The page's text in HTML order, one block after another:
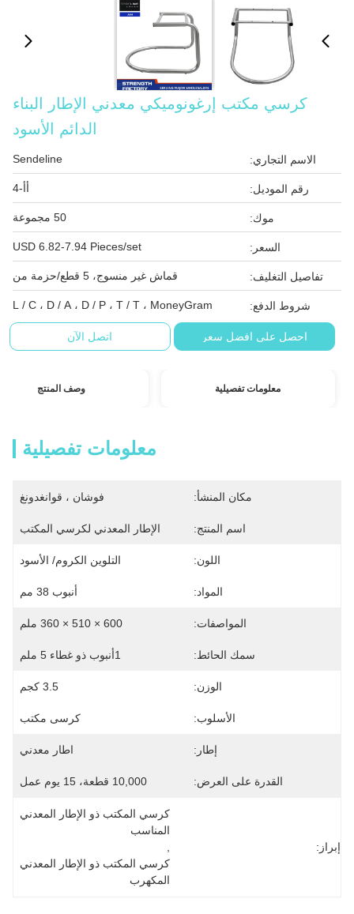
كرسي مكتب إرغونوميكي معدني الإطار البناء
الدائم الأسود
الاسم التجاري: Sendeline
رقم الموديل: أأ-4
موك: 50 مجموعة
السعر: USD 6.82-7.94 Pieces/set
تفاصيل التغليف: قماش غير منسوج، 5 قطع/حزمة من
شروط الدفع: L / C ، D / A ، D / P ، T / T ، MoneyGram
احصل على افضل سعر اتصل الآن
معلومات تفصيلية وصف المنتج
معلومات تفصيلية
مكان المنشأ: فوشان ، قوانغدونغ
اسم المنتج: الإطار المعدني لكرسي المكتب
اللون: التلوين الكروم/ الأسود
المواد: أنبوب 38 مم
المواصفات: 600 × 510 × 360 ملم
سمك الحائط: 1أنبوب ذو غطاء 5 ملم
الوزن: 3.5 كجم
الأسلوب: كرسى مكتب
إطار: اطار معدني
القدرة على العرض: 10,000 قطعة، 15 يوم عمل
إبراز:
المناسب
المكهرب